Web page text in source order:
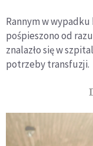
Rannym w wypadku
pośpieszono od
znalazło się w
potrzeby transfuzji.